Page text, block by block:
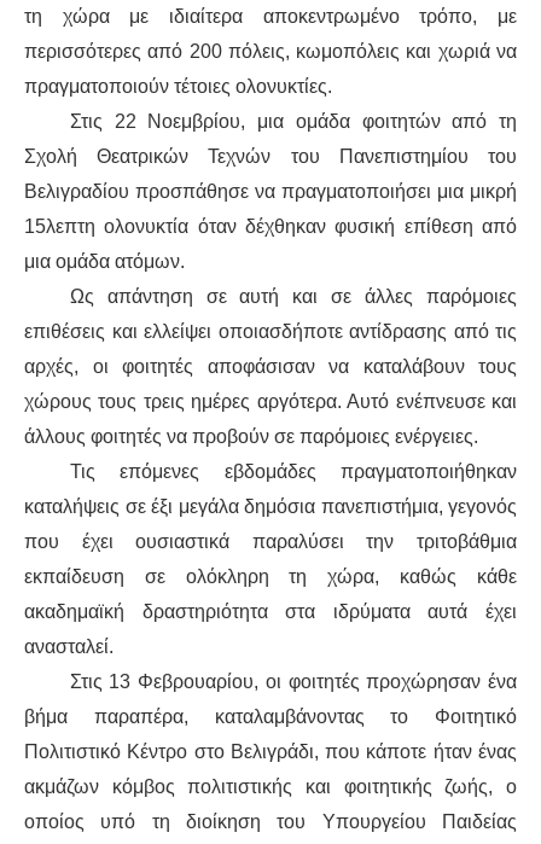
ΙΣΤΟΡΊΑ / ΘΕΩΡΊΑ
ΙΣΤΟΡΊΑ
ΘΕΩΡΊΑ
ΠΟΛΙΤΙΣΜΌΣ
ΛΟΓΟΤΕΧΝΊΑ / ΤΈΧΝΗ
ΜΟΥΣΙΚΉ
ΚΙΝΗΜΑΤΟΓΡΆΦΟΣ
τη χώρα με ιδιαίτερα αποκεντρωμένο τρόπο, με
περισσότερες από 200 πόλεις, κωμοπόλεις και χωριά να
πραγματοποιούν τέτοιες ολονυκτίες.
Στις 22 Νοεμβρίου, μια ομάδα φοιτητών από τη
Σχολή Θεατρικών Τεχνών του Πανεπιστημίου του
Βελιγραδίου προσπάθησε να πραγματοποιήσει μια μικρή
15λεπτη ολονυκτία όταν δέχθηκαν φυσική επίθεση από
μια ομάδα ατόμων.
Ως απάντηση σε αυτή και σε άλλες παρόμοιες
επιθέσεις και ελλείψει οποιασδήποτε αντίδρασης από τις
αρχές, οι φοιτητές αποφάσισαν να καταλάβουν τους
χώρους τους τρεις ημέρες αργότερα. Αυτό ενέπνευσε και
άλλους φοιτητές να προβούν σε παρόμοιες ενέργειες.
Τις επόμενες εβδομάδες πραγματοποιήθηκαν
καταλήψεις σε έξι μεγάλα δημόσια πανεπιστήμια, γεγονός
που έχει ουσιαστικά παραλύσει την τριτοβάθμια
εκπαίδευση σε ολόκληρη τη χώρα, καθώς κάθε
ακαδημαϊκή δραστηριότητα στα ιδρύματα αυτά έχει
ανασταλεί.
Στις 13 Φεβρουαρίου, οι φοιτητές προχώρησαν ένα
βήμα παραπέρα, καταλαμβάνοντας το Φοιτητικό
Πολιτιστικό Κέντρο στο Βελιγράδι, που κάποτε ήταν ένας
ακμάζων κόμβος πολιτιστικής και φοιτητικής ζωής, ο
οποίος υπό τη διοίκηση του Υπουργείου Παιδείας